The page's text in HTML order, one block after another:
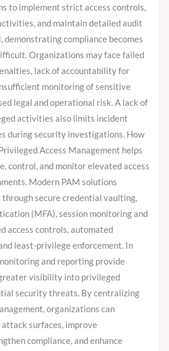
to implement strict access controls,
and maintain detailed audit
compliance becomes
Organizations may face failed
lack of accountability for
monitoring of sensitive
legal and operational risk. A lack of
activities also limits incident
during security investigations. How
Access Management helps
control, and monitor elevated access
Modern PAM solutions
secure credential vaulting,
(MFA), session monitoring and
access controls, automated
least-privilege enforcement. In
and reporting provide
visibility into privileged
security threats. By centralizing
organizations can
surfaces, improve
compliance, and enhance